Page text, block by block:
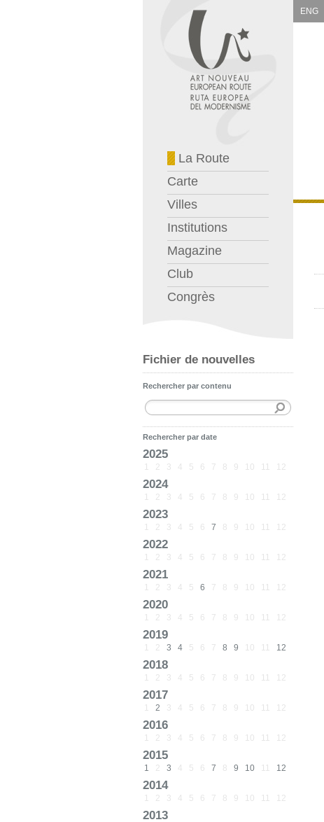
La Route
Carte
Villes
Institutions
Magazine
Club
Congrès
Fichier de nouvelles
Rechercher par contenu
Rechercher par date
2025
1 2 3 4 5 6 7 8 9 10 11 12
2024
1 2 3 4 5 6 7 8 9 10 11 12
2023
1 2 3 4 5 6 7 8 9 10 11 12
2022
1 2 3 4 5 6 7 8 9 10 11 12
2021
1 2 3 4 5 6 7 8 9 10 11 12
2020
1 2 3 4 5 6 7 8 9 10 11 12
2019
1 2 3 4 5 6 7 8 9 10 11 12
2018
1 2 3 4 5 6 7 8 9 10 11 12
2017
1 2 3 4 5 6 7 8 9 10 11 12
2016
1 2 3 4 5 6 7 8 9 10 11 12
2015
1 2 3 4 5 6 7 8 9 10 11 12
2014
1 2 3 4 5 6 7 8 9 10 11 12
2013
ENG